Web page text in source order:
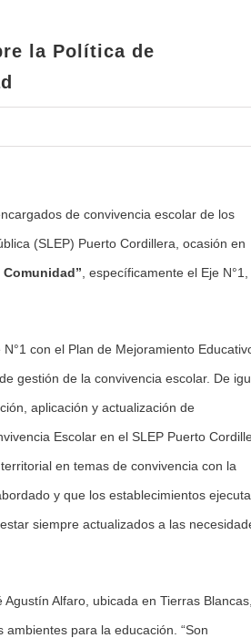
la Política de
de convivencia escolar de los
(SLEP) Puerto Cordillera, ocasión en
, específicamente el Eje N°1,
con el Plan de Mejoramiento
gestión de la convivencia escolar. De
aplicación y actualización de
Escolar en el SLEP Puerto
en temas de convivencia con la
y que los establecimientos
siempre actualizados a las
Alfaro, ubicada en Tierras
para la educación. “Son